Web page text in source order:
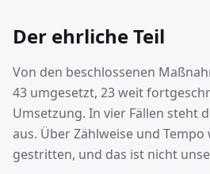
Der ehrliche Teil
Von den beschlossenen
43 umgesetzt, 23 weit
Umsetzung. In vier Fällen steht
aus. Über Zählweise und
gestritten, und das ist nicht